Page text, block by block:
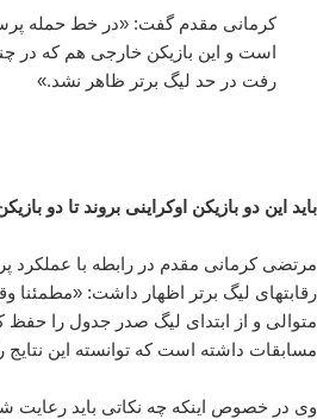
کرمانی مقدم گفت: «در خط حمله
است و این بازیکن خارجی هم که در
رفت در حد لیگ برتر ظاهر نشد.»
باید این دو بازیکن اوکراینی بروند تا دو
مرتضی کرمانی مقدم در رابطه با عملکرد
رقابتهای لیگ برتر اظهار داشت: «مطمئنا
متوالی و از ابتدای لیگ صدر جدول را حفظ
مسابقات داشته است که توانسته این نتایج
وی در خصوص اینکه چه نکاتی باید رعایت